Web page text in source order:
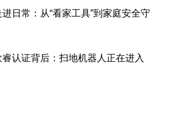
日常：从“看家工具”到家庭安全守
认证背后：扫地机器人正在进入